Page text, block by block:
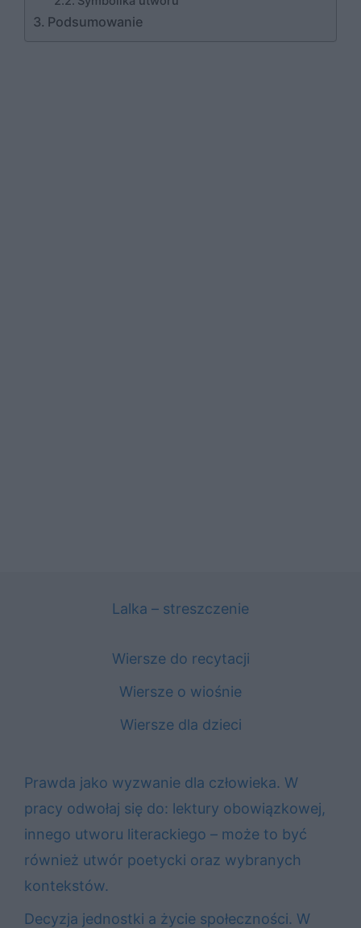
Podsumowanie
Lalka – streszczenie
Wiersze do recytacji
Wiersze o wiośnie
Wiersze dla dzieci
Prawda jako wyzwanie dla człowieka. W
pracy odwołaj się do: lektury obowiązkowej,
innego utworu literackiego – może to być
również utwór poetycki oraz wybranych
kontekstów.
Decyzja jednostki a życie społeczności. W